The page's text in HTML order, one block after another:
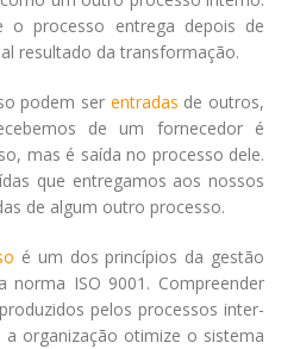
o processo entrega depois de
resultado da transformação.
podem ser entradas de outros,
de um fornecedor é
mas é saída no processo dele.
que entregamos aos nossos
de algum outro processo.
é um dos princípios da gestão
norma ISO 9001. Compreender
pelos processos inter-
organização otimize o sistema